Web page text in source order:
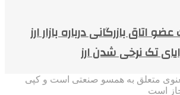
اتاق بازرگانی درباره بازار ارز
تک نرخی شدن ارز
متعلق به همسو صنعتی است و کپی
است